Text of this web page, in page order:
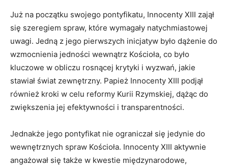
Już na początku swojego pontyfikatu, Innocenty XIII zajął
się szeregiem spraw, które wymagały natychmiastowej
uwagi. Jedną z jego pierwszych inicjatyw było dążenie do
wzmocnienia jedności wewnątrz Kościoła, co było
kluczowe w obliczu rosnącej krytyki i wyzwań, jakie
stawiał świat zewnętrzny. Papież Innocenty XIII podjął
również kroki w celu reformy Kurii Rzymskiej, dążąc do
zwiększenia jej efektywności i transparentności.
Jednakże jego pontyfikat nie ograniczał się jedynie do
wewnętrznych spraw Kościoła. Innocenty XIII aktywnie
angażował się także w kwestie międzynarodowe,